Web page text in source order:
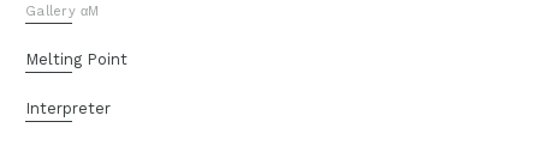
Gallery αM
Melting Point
Interpreter